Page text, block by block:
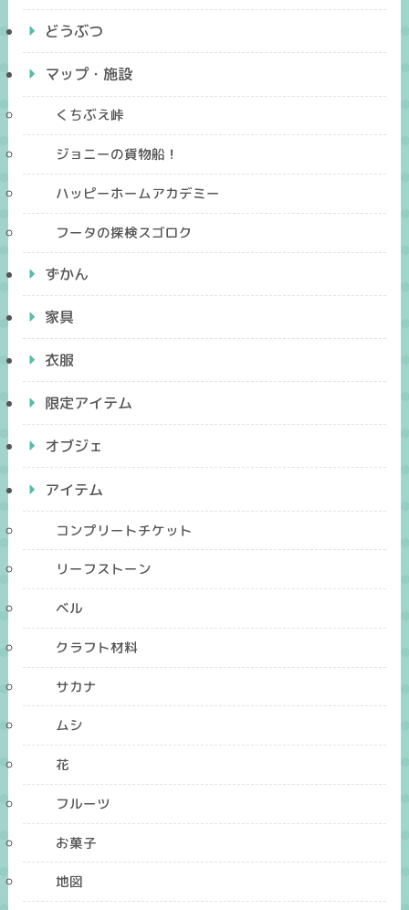
どうぶつ
マップ・施設
くちぶえ峠
ジョニーの貨物船！
ハッピーホームアカデミー
フータの探検スゴロク
ずかん
家具
衣服
限定アイテム
オブジェ
アイテム
コンプリートチケット
リーフストーン
ベル
クラフト材料
サカナ
ムシ
花
フルーツ
お菓子
地図